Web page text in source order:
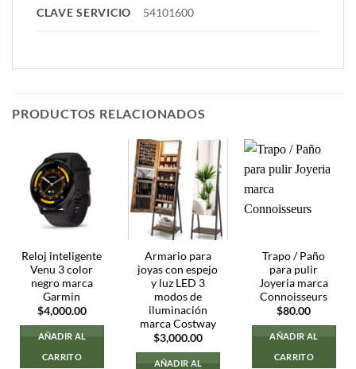
CLAVE SERVICIO 54101600
PRODUCTOS RELACIONADOS
Reloj inteligente
Venu 3 color
negro marca
Garmin
$4,000.00
AÑADIR AL
CARRITO
Armario para
joyas con espejo
y luz LED 3
modos de
iluminación
marca Costway
$3,000.00
AÑADIR AL
Trapo / Paño
para pulir
Joyeria marca
Connoisseurs
$80.00
AÑADIR AL
CARRITO